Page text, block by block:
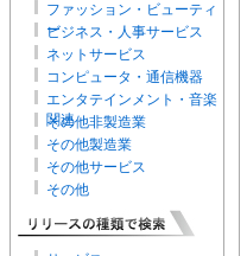
ファッション・ビューティ
ー
ビジネス・人事サービス
ネットサービス
コンピュータ・通信機器
エンタテインメント・音楽
関連
その他非製造業
その他製造業
その他サービス
その他